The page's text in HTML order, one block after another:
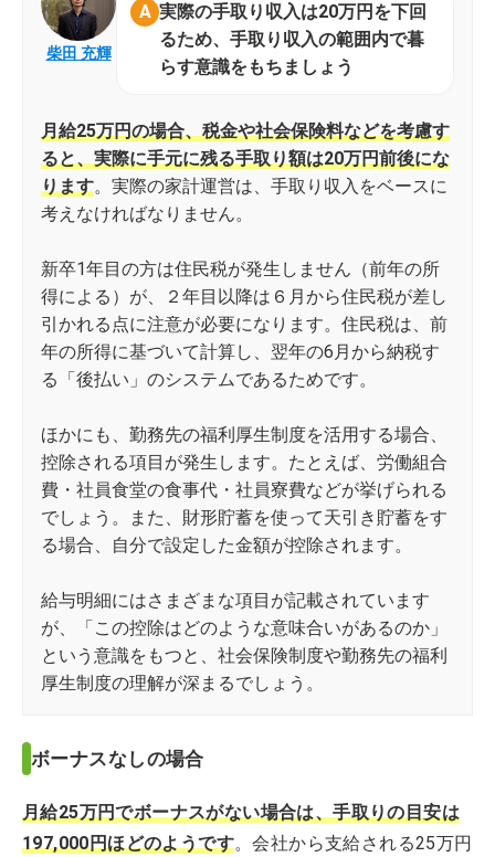
柴田 充輝
実際の手取り収入は20万円を下回
るため、手取り収入の範囲内で暮
らす意識をもちましょう
月給25万円の場合、税金や社会保険料などを考慮す
ると、実際に手元に残る手取り額は20万円前後にな
ります。実際の家計運営は、手取り収入をベースに
考えなければなりません。
新卒1年目の方は住民税が発生しません（前年の所
得による）が、２年目以降は６月から住民税が差し
引かれる点に注意が必要になります。住民税は、前
年の所得に基づいて計算し、翌年の6月から納税す
る「後払い」のシステムであるためです。
ほかにも、勤務先の福利厚生制度を活用する場合、
控除される項目が発生します。たとえば、労働組合
費・社員食堂の食事代・社員寮費などが挙げられる
でしょう。また、財形貯蓄を使って天引き貯蓄をす
る場合、自分で設定した金額が控除されます。
給与明細にはさまざまな項目が記載されています
が、「この控除はどのような意味合いがあるのか」
という意識をもつと、社会保険制度や勤務先の福利
厚生制度の理解が深まるでしょう。
ボーナスなしの場合
月給25万円でボーナスがない場合は、手取りの目安は
197,000円ほどのようです。会社から支給される25万円